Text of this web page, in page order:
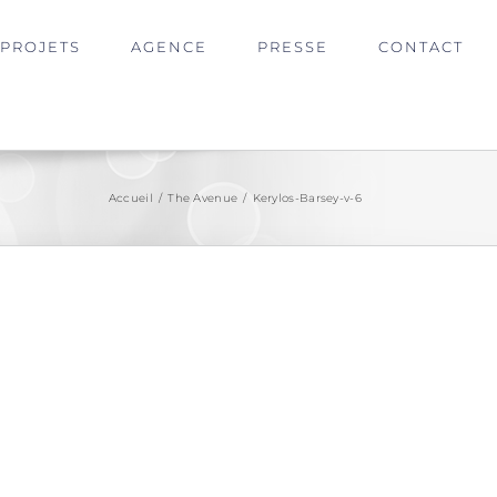
PROJETS AGENCE PRESSE CONTACT
Accueil / The Avenue / Kerylos-Barsey-v-6